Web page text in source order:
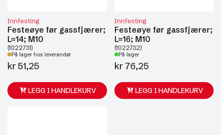
Innfesting
Festeøye før gassfjærer;
L=14; M10
(1022731)
På lager hos leverandør
kr51,25
LEGG I HANDLEKURV
Innfesting
Festeøye før gassfjærer;
L=16; M10
(1022732)
På lager
kr76,25
LEGG I HANDLEKURV